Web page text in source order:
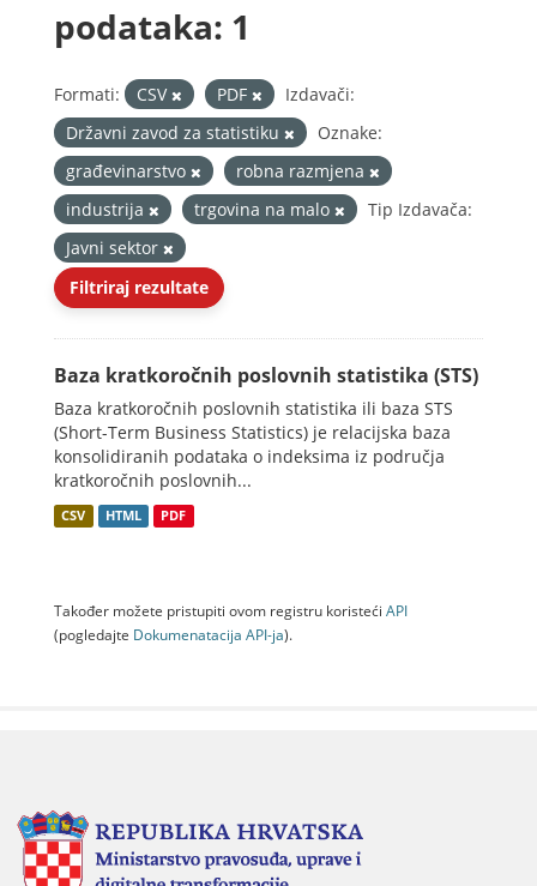
podataka: 1
Formati: CSV PDF
Izdavači:
Državni zavod za statistiku
Oznake:
građevinarstvo
robna razmjena
industrija
trgovina na malo
Tip Izdavača:
Javni sektor
Filtriraj rezultate
Baza kratkoročnih poslovnih statistika (STS)
Baza kratkoročnih poslovnih statistika ili baza STS
(Short-Term Business Statistics) je relacijska baza
konsolidiranih podataka o indeksima iz područja
kratkoročnih poslovnih...
CSV HTML PDF
Također možete pristupiti ovom registru koristeći API
(pogledajte Dokumenаtаcijа API-jа).